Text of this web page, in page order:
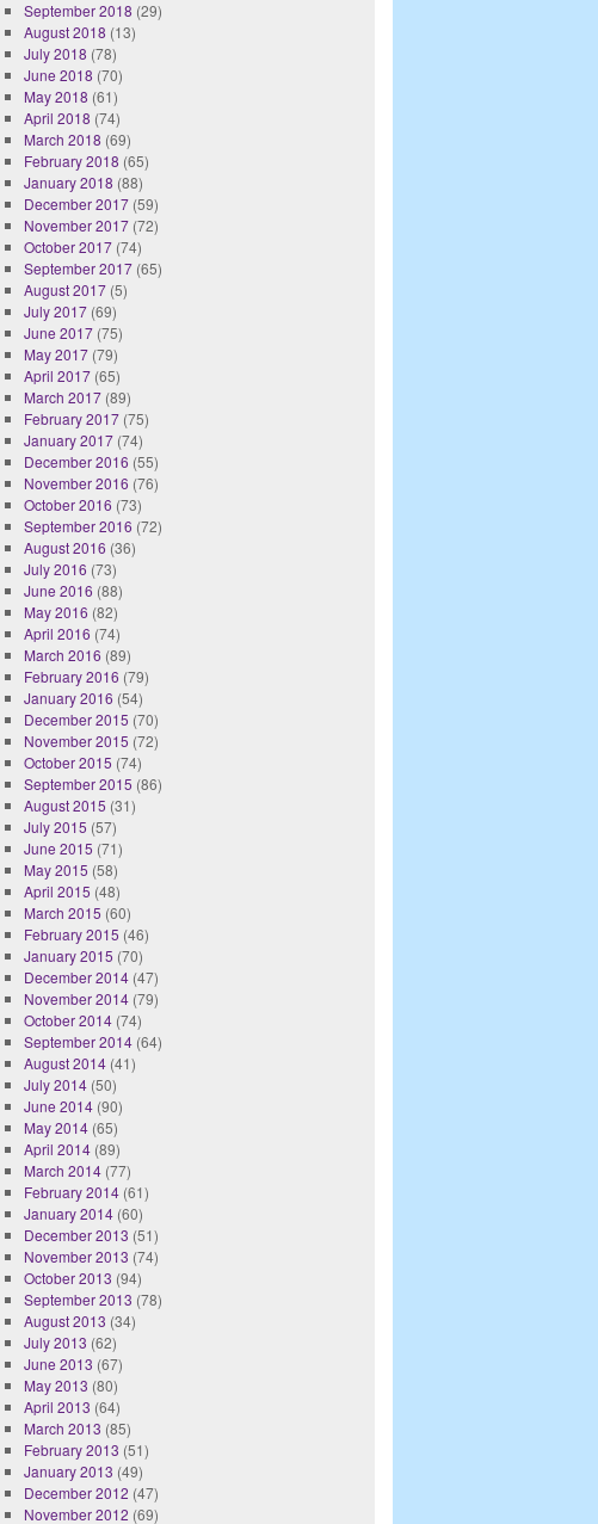
September 2018 (29)
August 2018 (13)
July 2018 (78)
June 2018 (70)
May 2018 (61)
April 2018 (74)
March 2018 (69)
February 2018 (65)
January 2018 (88)
December 2017(59)
November 2017(72)
October 2017(74)
September 2017(65)
August 2017(5)
July 2017(69)
June 2017(75)
May 2017(79)
April 2017(65)
March 2017(89)
February 2017(75)
January 2017(74)
December 2016 (55)
November 2016 (76)
October 2016 (73)
September 2016 (72)
August 2016 (36)
July 2016 (73)
June 2016 (88)
May 2016 (82)
April 2016 (74)
March 2016 (89)
February 2016 (79)
January 2016 (54)
December 2015 (70)
November 2015 (72)
October 2015 (74)
September 2015 (86)
August 2015 (31)
July 2015 (57)
June 2015 (71)
May 2015 (58)
April 2015 (48)
March 2015 (60)
February 2015 (46)
January 2015 (70)
December 2014(47)
November 2014(79)
October 2014(74)
September 2014(64)
August 2014(41)
July 2014(50)
June 2014(90)
May 2014(65)
April 2014(89)
March 2014(77)
February 2014(61)
January 2014(60)
December 2013 (51)
November 2013 (74)
October 2013 (94)
September 2013 (78)
August 2013 (34)
July 2013 (62)
June 2013 (67)
May 2013 (80)
April 2013 (64)
March 2013 (85)
February 2013 (51)
January 2013 (49)
December 2012 (47)
November 2012 (69)